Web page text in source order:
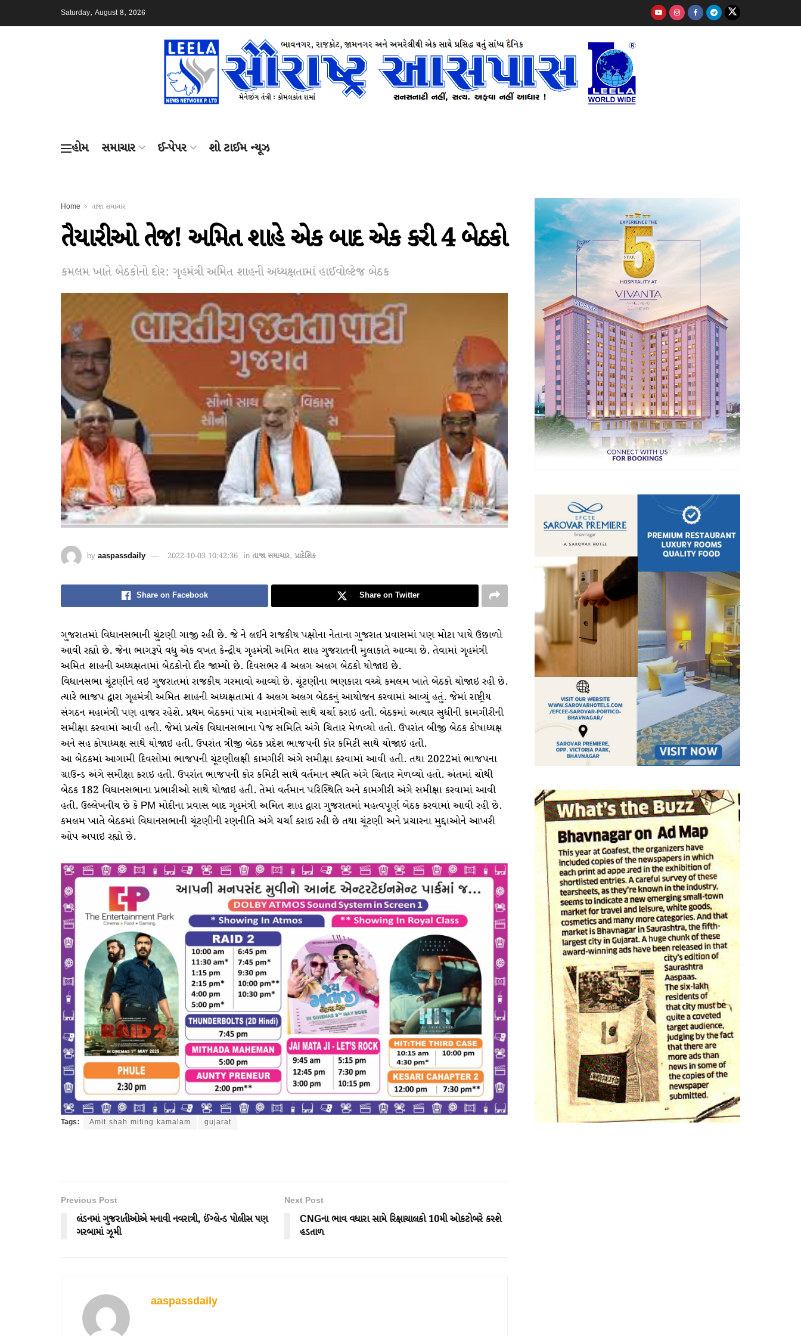
Saturday, August 8, 2026
હોમ સમાચાર ઈ-પેપર શો ટાઈમ ન્યૂઝ
Home તાજા સમાચાર
તૈયારીઓ તેજ! અમિત શાહે એક બાદ એક કરી 4 બેઠકો
કમલમ ખાતે બેઠકોનો દોર: ગૃહમંત્રી અમિત શાહની અધ્યક્ષતામાં હાઈવોલ્ટેજ બેઠક
by aaspassdaily 2022-10-03 10:42:36 in તાજા સમાચાર, પ્રાદેશિક
Share on Facebook Share on Twitter
ગુજરાતમાં વિધાનસભાની ચુંટણી ગાજી રહી છે. જે ને લઈને રાજકીય પક્ષોના નેતાના ગુજરાત પ્રવાસમાં પણ મોટા પાયે ઉછાળો
આવી રહ્યો છે. જેના ભાગરૂપે વધુ એક વખત કેન્દ્રીય ગૃહમંત્રી અમિત શાહ ગુજરાતની મુલાકાતે આવ્યા છે. તેવામાં ગૃહમંત્રી
અમિત શાહની અધ્યક્ષતામાં બેઠકોનો દૌર જામ્યો છે. દિવસભર 4 અલગ અલગ બેઠકો યોજાઇ છે.
વિધાનસભા ચૂંટણીને લઇ ગુજરાતમાં રાજકીય ગરમાવો આવ્યો છે. ચૂંટણીના ભણકારા વચ્ચે કમલમ ખાતે બેઠકો યોજાઇ રહી છે.
ત્યારે ભાજપ દ્વારા ગૃહમંત્રી અમિત શાહની અધ્યક્ષતામાં 4 અલગ અલગ બેઠકનું આયોજન કરવામાં આવ્યું હતું. જેમાં રાષ્ટ્રીય
સંગઠન મહામંત્રી પણ હાજર રહેશે. પ્રથમ બેઠકમાં પાંચ મહામંત્રીઓ સાથે ચર્ચા કરાઇ હતી. બેઠકમાં અત્યાર સુધીની કામગીરીની
સમીક્ષા કરવામાં આવી હતી. જેમાં પ્રત્યેક વિધાનસભાના પેજ સમિતિ અંગે ચિતાર મેળવ્યો હતો. ઉપરાંત બીજી બેઠક કોષાધ્યક્ષ
અને સહ કોષાધ્યક્ષ સાથે યોજાઇ હતી. ઉપરાંત ત્રીજી બેઠક પ્રદેશ ભાજપની કોર કમિટી સાથે યોજાઇ હતી.
આ બેઠકમાં આગામી દિવસોમાં ભાજપની ચૂંટણીલક્ષી કામગીરી અંગે સમીક્ષા કરવામાં આવી હતી. તથા 2022માં ભાજપના
ગ્રાઉન્ડ અંગે સમીક્ષા કરાઇ હતી. ઉપરાંત ભાજપની કોર કમિટી સાથે વર્તમાન સ્થતિ અંગે ચિતાર મેળવ્યો હતો. અંતમાં ચોથી
બેઠક 182 વિધાનસભાના પ્રભારીઓ સાથે યોજાઇ હતી. તેમાં વર્તમાન પરિસ્થિતિ અને કામગીરી અંગે સમીક્ષા કરવામાં આવી
હતી. ઉલ્લેખનીય છે કે PM મોદીના પ્રવાસ બાદ ગૃહમંત્રી અમિત શાહ દ્વારા ગુજરાતમાં મહત્વપૂર્ણ બેઠક કરવામાં આવી રહી છે.
કમલમ ખાતે બેઠકમાં વિધાનસભાની ચૂંટણીની રણનીતિ અંગે ચર્ચા કરાઇ રહી છે તથા ચૂંટણી અને પ્રચારના મુદ્દાઓને આખરી
ઓપ અપાઇ રહ્યો છે.
Tags: Amit shah miting kamalam gujarat
Previous Post
લંડનમાં ગુજરાતીઓએ મનાવી નવરાત્રી, ઈંગ્લેન્ડ પોલીસ પણ
ગરબામાં ઝૂમી
Next Post
CNGના ભાવ વધારા સામે રિક્ષાચાલકો 10મી ઓકટોબરે કરશે
હડતાળ
aaspassdaily